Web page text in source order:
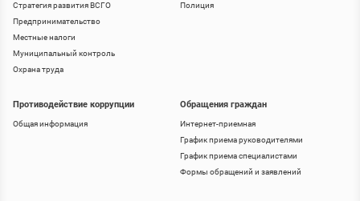
Стратегия развития ВСГО
Предпринимательство
Местные налоги
Муниципальный контроль
Охрана труда
Полиция
Противодействие коррупции
Общая информация
Обращения граждан
Интернет-приемная
График приема руководителями
График приема специалистами
Формы обращений и заявлений